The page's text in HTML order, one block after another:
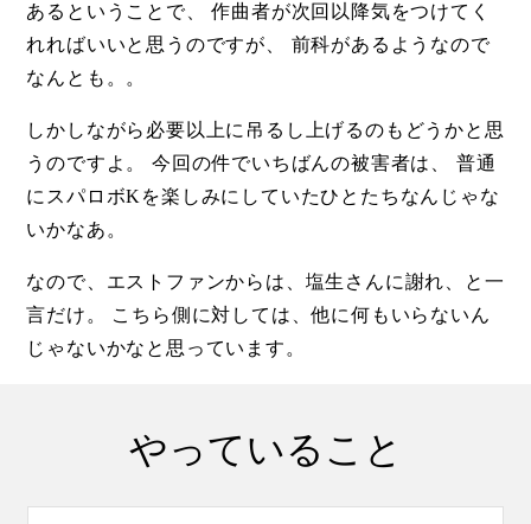
あるということで、 作曲者が次回以降気をつけてく
れればいいと思うのですが、 前科があるようなので
なんとも。。
しかしながら必要以上に吊るし上げるのもどうかと思
うのですよ。 今回の件でいちばんの被害者は、 普通
にスパロボKを楽しみにしていたひとたちなんじゃな
いかなあ。
なので、エストファンからは、塩生さんに謝れ、と一
言だけ。 こちら側に対しては、他に何もいらないん
じゃないかなと思っています。
やっていること